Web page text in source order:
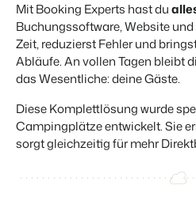
BEX CMS
Website für Vermietungen
Website für Immobilien
Generiere Leads für den Verkauf
Wechseln
Bist du bereit für den nächsten
Partnerprogramme
Software Entwickler
Entwickle deine Lösung mit unserer
Trust Center
Mit Booking Experts hast du
Buchungssoftware, Website
Zeit, reduzierst Fehler und
Abläufe. An vollen Tagen bleibt
das Wesentliche: deine Gäste.
Diese Komplettlösung wurde
Campingplätze entwickelt. Sie
sorgt gleichzeitig für mehr